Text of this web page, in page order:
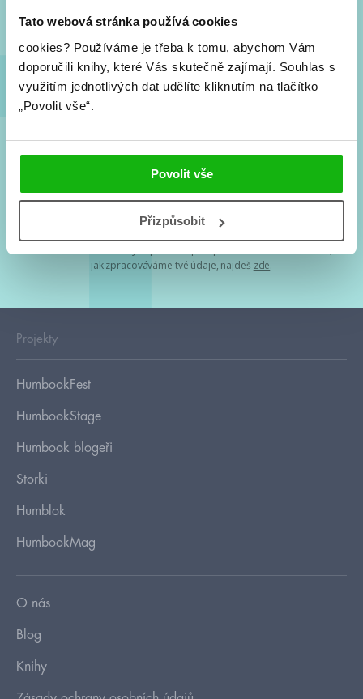
Tato webová stránka používá cookies
cookies? Používáme je třeba k tomu, abychom Vám
doporučili knihy, které Vás skutečně zajímají. Souhlas s
využitím jednotlivých dat udělíte kliknutím na tlačítko
„Povolit vše“.
Povolit vše
Přizpůsobit
Souhlasím spodmínkami zpracování osobních údajů
Tvá e-mailová adresa je u nás v bezpečí. Přečti si
jak zpracováváme tvé údaje, najdeš zde.
Projekty
HumbookFest
HumbookStage
Humbook blogeři
Storki
Humblok
HumbookMag
O nás
Blog
Knihy